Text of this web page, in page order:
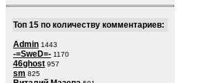
Топ 15 по количеству комментариев:
Admin 1443
-=SweD=- 1170
46ghost 957
sm 825